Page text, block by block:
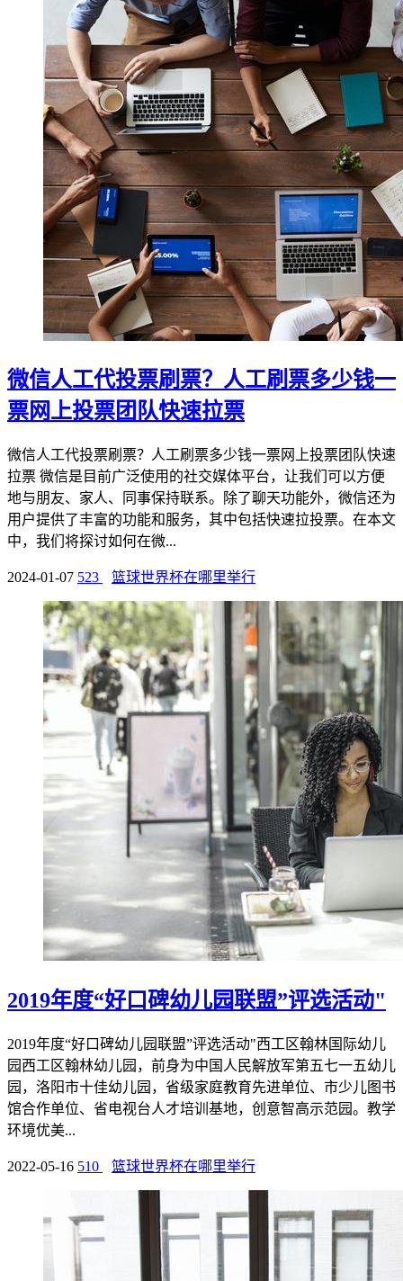
微信人工代投票刷票？人工刷票多少钱一
票网上投票团队快速拉票
微信人工代投票刷票？人工刷票多少钱一票网上投票团队快速
拉票 微信是目前广泛使用的社交媒体平台，让我们可以方便
地与朋友、家人、同事保持联系。除了聊天功能外，微信还为
用户提供了丰富的功能和服务，其中包括快速拉投票。在本文
中，我们将探讨如何在微...
2024-01-07 523 篮球世界杯在哪里举行
2019年度“好口碑幼儿园联盟”评选活动"
2019年度“好口碑幼儿园联盟”评选活动"西工区翰林国际幼儿
园西工区翰林幼儿园，前身为中国人民解放军第五七一五幼儿
园，洛阳市十佳幼儿园，省级家庭教育先进单位、市少儿图书
馆合作单位、省电视台人才培训基地，创意智高示范园。教学
环境优美...
2022-05-16 510 篮球世界杯在哪里举行